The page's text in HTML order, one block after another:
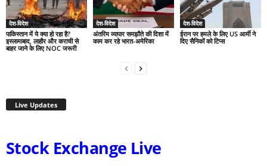
देश-विदेश
पाकिस्तान में ये क्या हो रहा है?
इस्लामाबाद, लाहौर और कराची से
बाहर जाने के लिए NOC जरूरी
देश-विदेश
अंतरिम व्यापार समझौते की दिशा में
काम कर रहे भारत-अमेरिका
देश-विदेश
ईरान पर हमले के लिए US आर्मी ने
दिए सैनिकों को टिप्स
Live Updates
Stock Exchange Live